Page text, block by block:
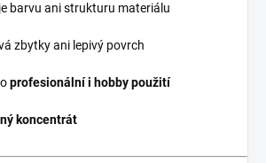
barvu ani strukturu materiálu
zbytky ani lepivý povrch
profesionální i hobby použití
koncentrát